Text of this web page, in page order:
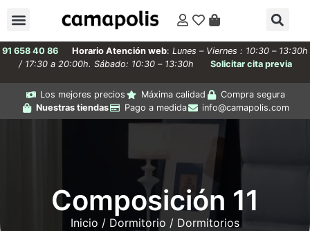
91 658 40 86 Horario Atención web: Lunes – Viernes : 10:30 – 13:30h
/ 17:30 a 20:00h. Sábado: 10:30 – 13:30h
Solicitar cita previa
Los mejores precios Máxima calidad
Compra segura
Nuestras tiendas
Pago a medida info@camapolis.com
Composición 11
Inicio / Dormitorio / Dormitorios